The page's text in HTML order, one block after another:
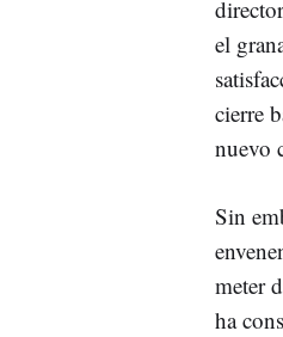
el
cierre
nuevo
Sin
meter
ha